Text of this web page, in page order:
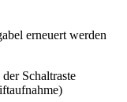
erneuert werden
Schaltraste